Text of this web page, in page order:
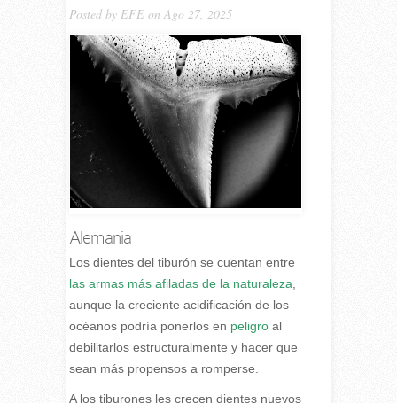
Posted by EFEon Ago 27, 2025
Alemania
L os dientes del tiburón se cuentan entre
las armas más afiladas de la naturaleza
aunque la creciente acidificación de los
océanos podría ponerlos en peligroal
debilitarlos estructuralmente y hacer que
sean más propensos a romperse.
A los tiburones les crecen dientes nuevos